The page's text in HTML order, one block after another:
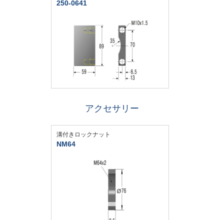
250-0641
アクセサリー
溝付きロックナット
NM64